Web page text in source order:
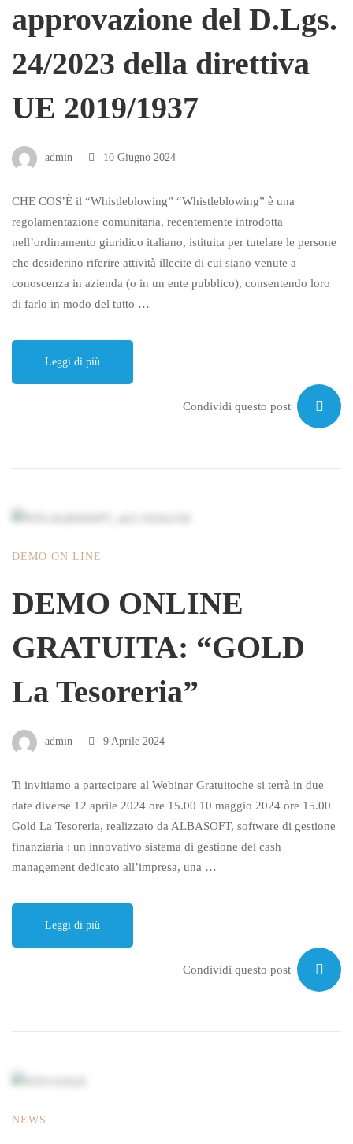
approvazione del D.Lgs.
24/2023 della direttiva
UE 2019/1937
admin 10 Giugno 2024
CHE COS’È il “Whistleblowing” “Whistleblowing” è una
regolamentazione comunitaria, recentemente introdotta
nell’ordinamento giuridico italiano, istituita per tutelare le persone
che desiderino riferire attività illecite di cui siano venute a
conoscenza in azienda (o in un ente pubblico), consentendo loro
di farlo in modo del tutto …
Leggi di più
Condividi questo post
DEMO ON LINE
DEMO ONLINE
GRATUITA: “GOLD
La Tesoreria”
admin 9 Aprile 2024
Ti invitiamo a partecipare al Webinar Gratuitoche si terrà in due
date diverse 12 aprile 2024 ore 15.00 10 maggio 2024 ore 15.00
Gold La Tesoreria, realizzato da ALBASOFT, software di gestione
finanziaria : un innovativo sistema di gestione del cash
management dedicato all’impresa, una …
Leggi di più
Condividi questo post
NEWS